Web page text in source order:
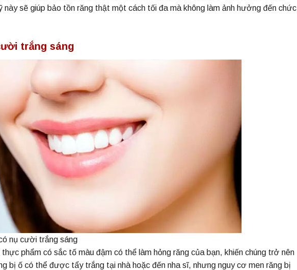
này sẽ giúp bảo tồn răng thật một cách tối đa mà không làm ảnh hưởng đến chức
trắng sáng
nụ cười trắng sáng
phẩm có sắc tố màu đậm có thể làm hỏng răng của bạn, khiến chúng trở nên
bị ố có thể được tẩy trắng tại nhà hoặc đến nha sĩ, nhưng nguy cơ men răng bị